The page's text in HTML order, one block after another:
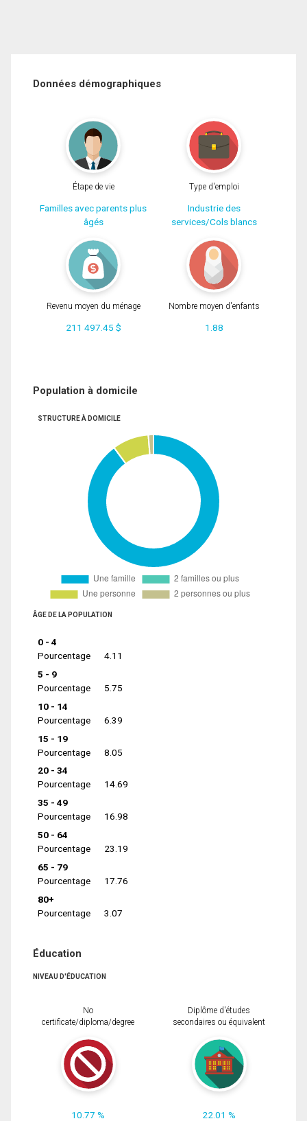
Données démographiques
Étape de vie
Familles avec parents plus
âgés
Type d'emploi
Industrie des
services/Cols blancs
Revenu moyen du ménage
211 497.45 $
Nombre moyen d'enfants
1.88
Population à domicile
STRUCTURE À DOMICILE
ÂGE DE LA POPULATION
0 - 4
Pourcentage
4.11
5 - 9
Pourcentage
5.75
10 - 14
Pourcentage
6.39
15 - 19
Pourcentage
8.05
20 - 34
Pourcentage
14.69
35 - 49
Pourcentage
16.98
50 - 64
Pourcentage
23.19
65 - 79
Pourcentage
17.76
80+
Pourcentage
3.07
Éducation
NIVEAU D'ÉDUCATION
No
certificate/diploma/degree
10.77 %
Diplôme d'études
secondaires ou équivalent
22.01 %